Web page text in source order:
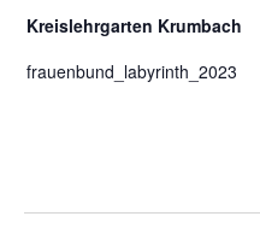
Kreislehrgarten Krumbach
frauenbund_labyrinth_2023